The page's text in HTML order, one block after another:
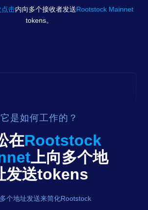
点击内向多个接收者发送Rootstock Mainnet
tokens。
它是如何工作的？
在Rootstock
上向多个地
发送tokens
个地址发送来简化Rootstock